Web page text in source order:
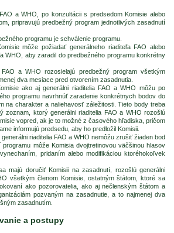
a WHO, po konzultácii s predsedom Komisie alebo
pripravujú predbežný program jednotlivých zasadnutí
programu je schválenie programu.
môže požiadať generálneho riaditeľa FAO alebo
WHO, aby zaradil do predbežného programu konkrétny
FAO a WHO rozosielajú predbežný program všetkým
dva mesiace pred otvorením zasadnutia.
ako aj generálni riaditelia FAO a WHO môžu po
programu navrhnúť zaradenie konkrétnych bodov do
na charakter a naliehavosť záležitosti. Tieto body treba
zoznam, ktorý generálni riaditelia FAO a WHO rozošlú
vopred, ak je to možné z časového hľadiska, pričom
informujú predsedu, aby ho predložil Komisii.
riaditelia FAO a WHO nemôžu zrušiť žiaden bod
programu môže Komisia dvojtretinovou väčšinou hlasov
pridaním alebo modifikáciou ktoréhokoľvek
majú doručiť Komisii na zasadnutí, rozošlú generálni
všetkým členom Komisie, ostatným štátom, ktoré sa
ako pozorovatelia, ako aj nečlenským štátom a
pozvaným na zasadnutie, a to najmenej dva
zasadnutím.
a postupy